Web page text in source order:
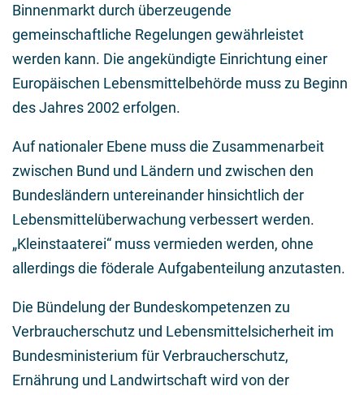
Binnenmarkt durch überzeugende
gemeinschaftliche Regelungen gewährleistet
werden kann. Die angekündigte Einrichtung einer
Europäischen Lebensmittelbehörde muss zu Beginn
des Jahres 2002 erfolgen.
Auf nationaler Ebene muss die Zusammenarbeit
zwischen Bund und Ländern und zwischen den
Bundesländern untereinander hinsichtlich der
Lebensmittelüberwachung verbessert werden.
„Kleinstaaterei“ muss vermieden werden, ohne
allerdings die föderale Aufgabenteilung anzutasten.
Die Bündelung der Bundeskompetenzen zu
Verbraucherschutz und Lebensmittelsicherheit im
Bundesministerium für Verbraucherschutz,
Ernährung und Landwirtschaft wird von der